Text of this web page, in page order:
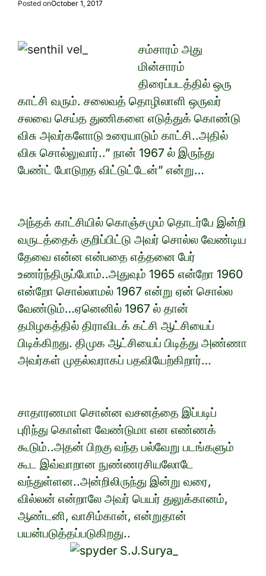
Posted onOctober 1, 2017
சம்சாரம் அது
மின்சாரம்
திரைப்படத்தில் ஒரு
காட்சி வரும். சலைவத் தொழிலாளி ஒருவர்
சலவை செய்த துணிகளை எடுத்துக் கொண்டு
விசு அவர்களோடு உரையாடும் காட்சி..அதில்
விசு சொல்லுவார்..” நான் 1967 ல் இருந்து
பேண்ட் போடுறத விட்டுட்டேன்” என்று…
அந்தக் காட்சியில் கொஞ்சமும் தொடர்பே இன்றி
வருடத்தைக் குறிப்பிட்டு அவர் சொல்ல வேண்டிய
தேவை என்ன என்பதை எத்தனை பேர்
உணர்ந்திருப்போம்..அதுவும் 1965 என்றோ 1960
என்றோ சொல்லாமல் 1967 என்று ஏன் சொல்ல
வேண்டும்…ஏனெனில் 1967 ல் தான்
தமிழகத்தில் திராவிடக் கட்சி ஆட்சியைப்
பிடிக்கிறது. திமுக ஆட்சியைப் பிடித்து அண்ணா
அவர்கள் முதல்வராகப் பதவியேற்கிறார்…
சாதாரணமா சொன்ன வசனத்தை இப்படிப்
புரிந்து கொள்ள வேண்டுமா என எண்ணக்
கூடும்..அதன் பிறகு வந்த பல்வேறு படங்களும்
கூட இவ்வாறான நுண்ணரசியலோடே
வந்துள்ளன..அன்றிலிருந்து இன்று வரை,
வில்லன் என்றாலே அவர் பெயர் துலுக்கானம்,
ஆண்டனி, வாசிம்கான், என்றுதான்
பயன்படுத்தப்படுகிறது..